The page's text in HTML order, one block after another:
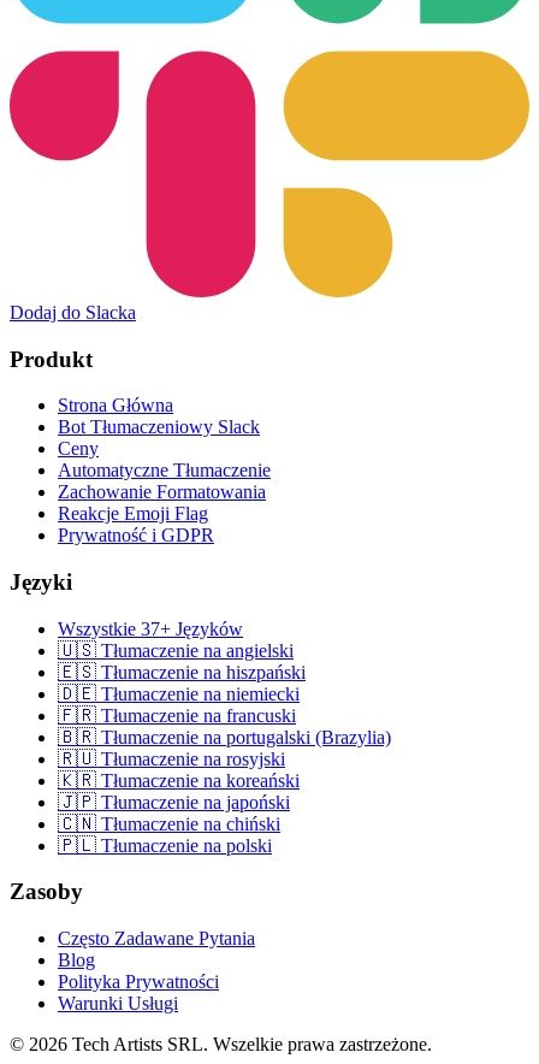
Dodaj do Slacka
Produkt
Strona Główna
Bot Tłumaczeniowy Slack
Ceny
Automatyczne Tłumaczenie
Zachowanie Formatowania
Reakcje Emoji Flag
Prywatność i GDPR
Języki
Wszystkie 37+ Języków
🇺🇸 Tłumaczenie na angielski
🇪🇸 Tłumaczenie na hiszpański
🇩🇪 Tłumaczenie na niemiecki
🇫🇷 Tłumaczenie na francuski
🇧🇷 Tłumaczenie na portugalski (Brazylia)
🇷🇺 Tłumaczenie na rosyjski
🇰🇷 Tłumaczenie na koreański
🇯🇵 Tłumaczenie na japoński
🇨🇳 Tłumaczenie na chiński
🇵🇱 Tłumaczenie na polski
Zasoby
Często Zadawane Pytania
Blog
Polityka Prywatności
Warunki Usługi
© 2026 Tech Artists SRL. Wszelkie prawa zastrzeżone.